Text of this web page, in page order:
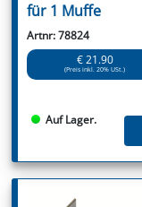
für 1 Muffe
Artnr: 78824
€ 21.90
(Preis inkl. 20% USt.)
Auf Lager.